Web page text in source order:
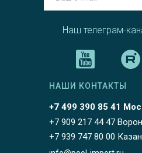
Наш телеграм-
+7 499 390 85 41
НАШИ КОНТАКТЫ
+7 909 217 44 47
+7 939 747 80 00